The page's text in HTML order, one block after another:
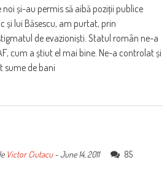
și-au permis să aibă poziții publice
și lui Băsescu, am purtat, prin
de evazioniști. Statul român ne-a
cum a știut el mai bine. Ne-a controlat și
de bani
Victor Ciutacu-June 14, 2011
85